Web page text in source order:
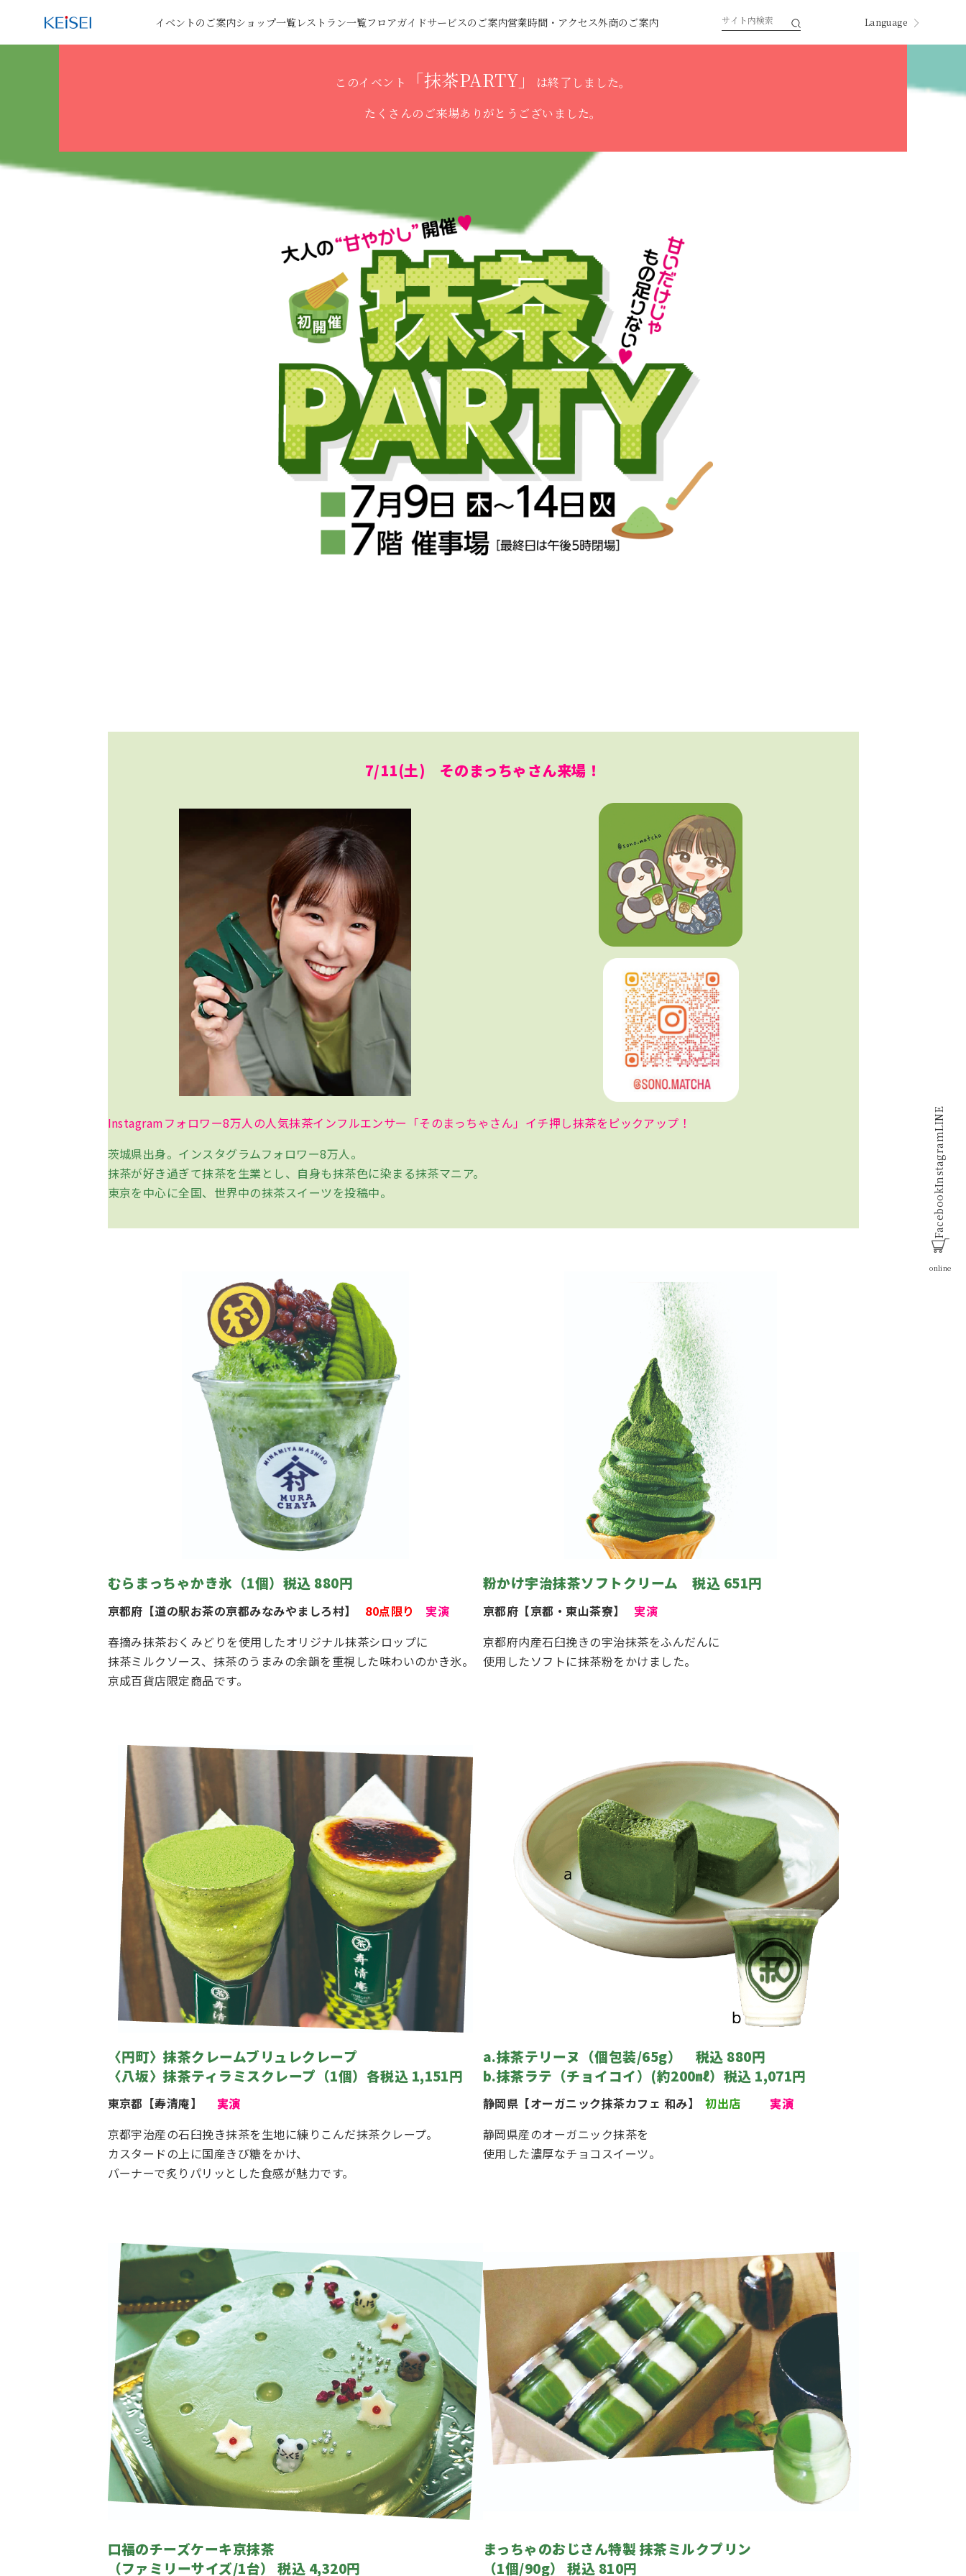
イベントのご案内ショップ一覧レストラン一覧フロアガイドサービスのご案内営業時間・アクセス外商のご案内 Language
LINE
Instagram
Facebook
online
このイベント 「抹茶PARTY」
は終了しました。
たくさんのご来場ありがとうございました。
7/11(土) そのまっちゃさん来場！
Instagramフォロワー8万人の人気抹茶インフルエンサー「そのまっちゃさん」イチ押し抹茶をピックアップ！
茨城県出身。インスタグラムフォロワー8万人。
抹茶が好き過ぎて抹茶を生業とし、自身も抹茶色に染まる抹茶マニア。
東京を中心に全国、世界中の抹茶スイーツを投稿中。
むらまっちゃかき氷（1個）税込 880円
京都府【道の駅お茶の京都みなみやましろ村】 80点限り
実演
春摘み抹茶おくみどりを使用したオリジナル抹茶シロップに
抹茶ミルクソース、抹茶のうまみの余韻を重視した味わいのかき氷。
京成百貨店限定商品です。
粉かけ宇治抹茶ソフトクリーム 税込 651円
京都府【京都・東山茶寮】
実演
京都府内産石臼挽きの宇治抹茶をふんだんに
使用したソフトに抹茶粉をかけました。
〈円町〉抹茶クレームブリュレクレープ
〈八坂〉抹茶ティラミスクレープ（1個）各税込 1,151円
東京都【寿清庵】
実演
京都宇治産の石臼挽き抹茶を生地に練りこんだ抹茶クレープ。
カスタードの上に国産きび糖をかけ、
バーナーで炙りパリッとした食感が魅力です。
a.抹茶テリーヌ（個包装/65g） 税込 880円
b.抹茶ラテ（チョイコイ）(約200㎖）税込 1,071円
静岡県【オーガニック抹茶カフェ 和み】 初出店
実演
静岡県産のオーガニック抹茶を
使用した濃厚なチョコスイーツ。
口福のチーズケーキ京抹茶
（ファミリーサイズ/1台） 税込 4,320円
まっちゃのおじさん特製 抹茶ミルクプリン
（1個/90g） 税込 810円